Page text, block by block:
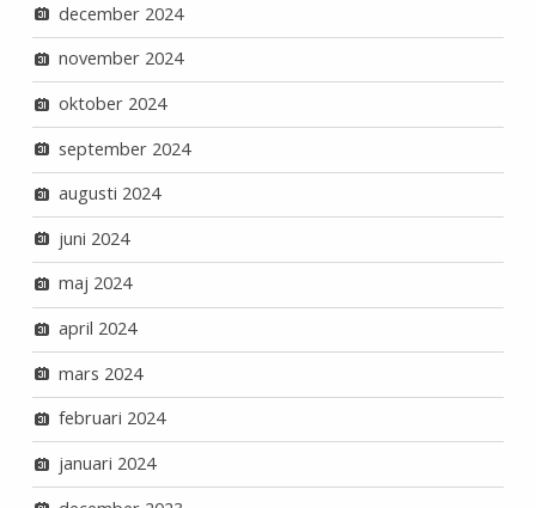
december 2024
november 2024
oktober 2024
september 2024
augusti 2024
juni 2024
maj 2024
april 2024
mars 2024
februari 2024
januari 2024